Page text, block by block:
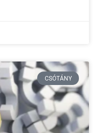
CSÓTÁNY